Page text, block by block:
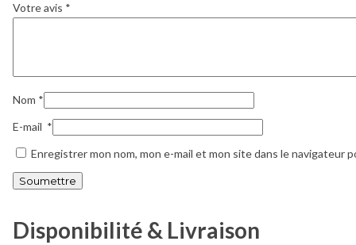
Votre avis *
Nom *
E-mail *
Enregistrer mon nom, mon e-mail et mon site dans le navigateur
Disponibilité & Livraison